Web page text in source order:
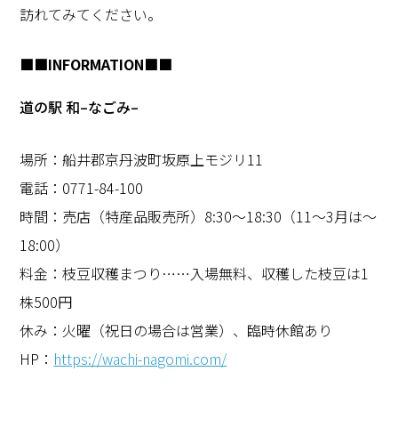
訪れてみてください。
■■INFORMATION■■
道の駅 和–なごみ–
場所：船井郡京丹波町坂原上モジリ 11
電話： 0771-84-100
時間：売店（特産品販売所） 8:30～18:30 （11 〜3月は～
18:00）
料金：枝豆収穫まつり……入場無料、収穫した枝豆は1
株500円
休み：火曜（祝日の場合は営業）、臨時休館あり
HP ： https://wachi-nagomi.com/